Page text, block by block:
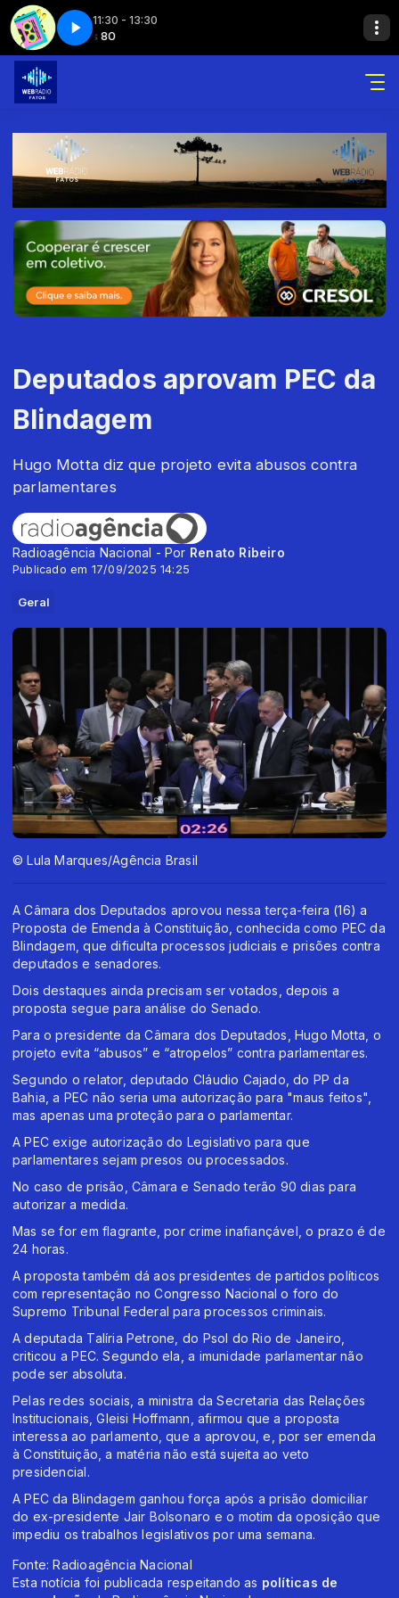
11:30 - 13:30
80 Hits 80Hits 80 - Parte 2
Deputados aprovam PEC da
Blindagem
Hugo Motta diz que projeto evita abusos contra
parlamentares
Radioagência Nacional - Por Renato Ribeiro
Publicado em 17/09/2025 14:25
Geral
© Lula Marques/Agência Brasil
A Câmara dos Deputados aprovou nessa terça-feira (16) a
Proposta de Emenda à Constituição, conhecida como PEC da
Blindagem, que dificulta processos judiciais e prisões contra
deputados e senadores.
Dois destaques ainda precisam ser votados, depois a
proposta segue para análise do Senado.
Para o presidente da Câmara dos Deputados, Hugo Motta, o
projeto evita “abusos” e “atropelos” contra parlamentares.
Segundo o relator, deputado Cláudio Cajado, do PP da
Bahia, a PEC não seria uma autorização para "maus feitos",
mas apenas uma proteção para o parlamentar.
A PEC exige autorização do Legislativo para que
parlamentares sejam presos ou processados.
No caso de prisão, Câmara e Senado terão 90 dias para
autorizar a medida.
Mas se for em flagrante, por crime inafiançável, o prazo é de
24 horas.
A proposta também dá aos presidentes de partidos políticos
com representação no Congresso Nacional o foro do
Supremo Tribunal Federal para processos criminais.
A deputada Talíria Petrone, do Psol do Rio de Janeiro,
criticou a PEC. Segundo ela, a imunidade parlamentar não
pode ser absoluta.
Pelas redes sociais, a ministra da Secretaria das Relações
Institucionais, Gleisi Hoffmann, afirmou que a proposta
interessa ao parlamento, que a aprovou, e, por ser emenda
à Constituição, a matéria não está sujeita ao veto
presidencial.
A PEC da Blindagem ganhou força após a prisão domiciliar
do ex-presidente Jair Bolsonaro e o motim da oposição que
impediu os trabalhos legislativos por uma semana.
Fonte: Radioagência Nacional
Esta notícia foi publicada respeitando as políticas de